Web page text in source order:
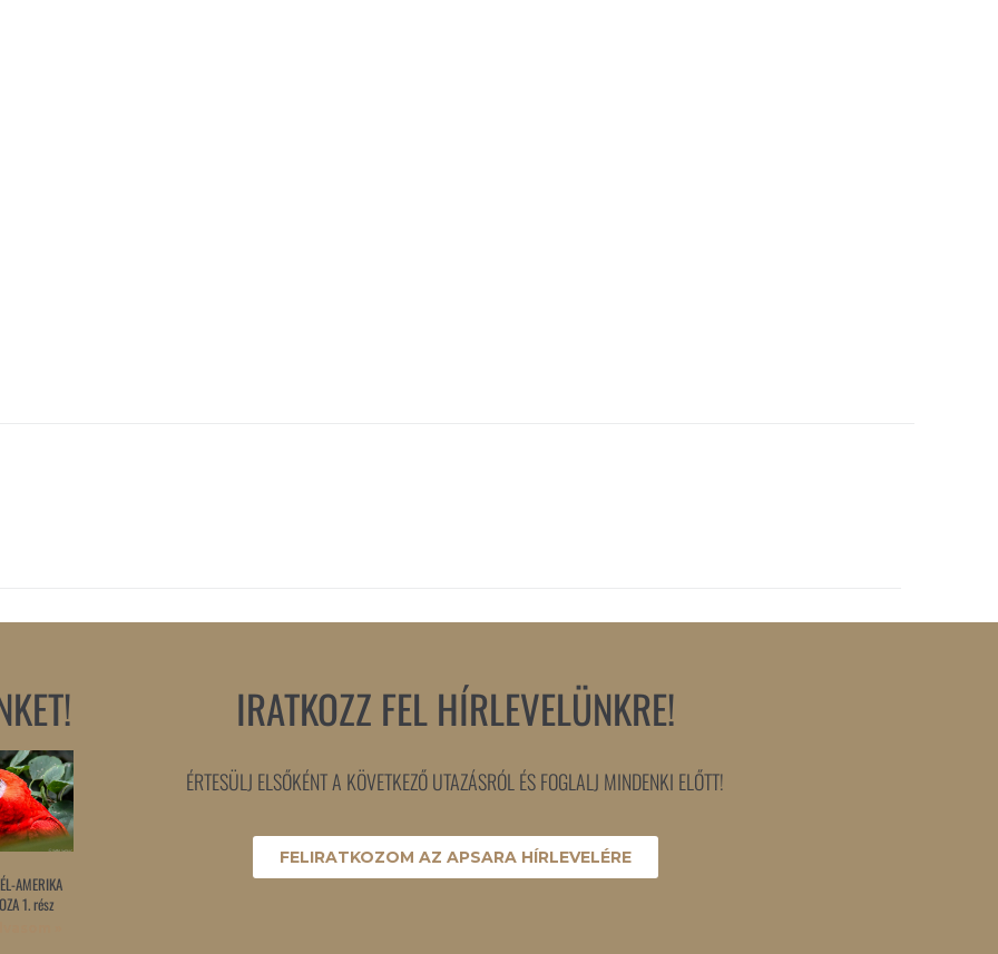
AMERIKA
1. rész
IRATKOZZ FEL HÍRLEVELÜNKRE!
ÉRTESÜLJ ELSŐKÉNT A KÖVETKEZŐ UTAZÁSRÓL ÉS FOGLALJ MINDENKI ELŐTT!
FELIRATKOZOM AZ APSARA HÍRLEVELÉRE